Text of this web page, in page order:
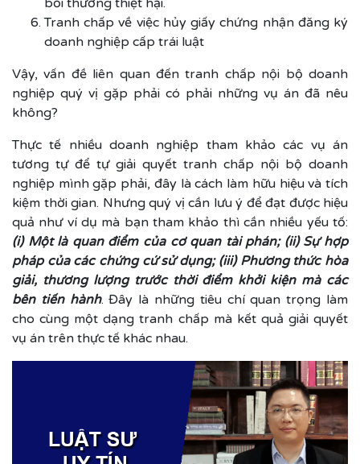
Tranh chấp về việc hủy giấy chứng nhận đăng ký
doanh nghiệp cấp trái luật
Vậy, vấn đề liên quan đến tranh chấp nội bộ doanh
nghiệp quý vị gặp phải có phải những vụ án đã nêu
không?
Thực tế nhiều doanh nghiệp tham khảo các vụ án
tương tự để tự giải quyết tranh chấp nội bộ doanh
nghiệp mình gặp phải, đây là cách làm hữu hiệu và tích
kiệm thời gian. Nhưng quý vị cần lưu ý để đạt được hiệu
quả như ví dụ mà bạn tham khảo thì cần nhiều yếu tố:
(i) Một là quan điểm của cơ quan tài phán; (ii) Sự hợp
pháp của các chứng cứ sử dụng; (iii) Phương thức hòa
giải, thương lượng trước thời điểm khởi kiện mà các
bên tiến hành. Đây là những tiêu chí quan trọng làm
cho cùng một dạng tranh chấp mà kết quả giải quyết
vụ án trên thực tế khác nhau.